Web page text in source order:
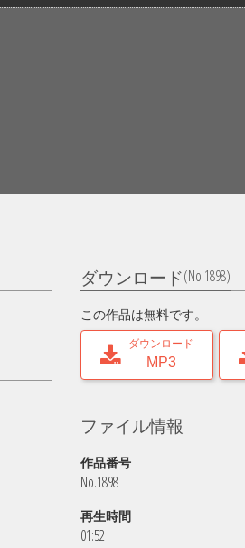
ダウンロード(No.1898)
この作品は無料です。
ダウンロード
MP3
ファイル情報
作品番号
No.1898
再生時間
01:52